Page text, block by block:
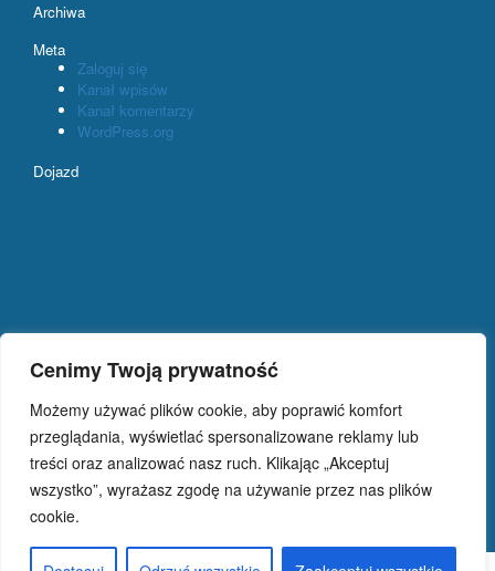
Cenimy Twoją prywatność
Możemy używać plików cookie, aby poprawić komfort
przeglądania, wyświetlać spersonalizowane reklamy lub
treści oraz analizować nasz ruch. Klikając „Akceptuj
wszystko”, wyrażasz zgodę na używanie przez nas plików
cookie.
Archiwa
Meta
Zaloguj się
Kanał wpisów
Kanał komentarzy
WordPress.org
Dojazd
Kontakt
ul. Dąbrowskiego 113
41-500 Chorzów
Sekretariat
tel/fax 32 2417-050, 32 2417-055
sekretariat@moris.chorzow.pl